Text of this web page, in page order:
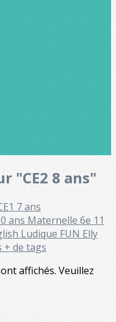
"CE2 8 ans"
7 ans
ans Maternelle 6e 11
Ludique FUN Elly
+ de tags
affichés. Veuillez